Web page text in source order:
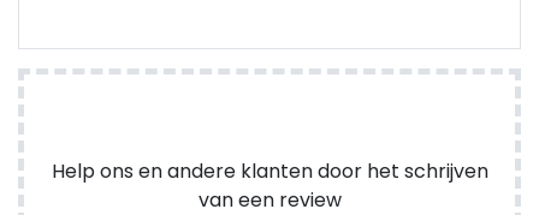
Help ons en andere klanten door het schrijven
van een review